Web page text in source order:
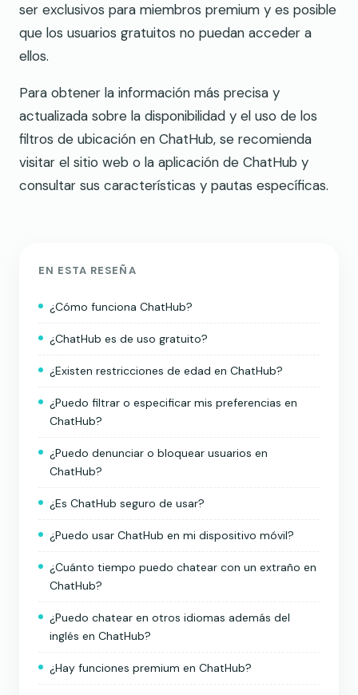
ser exclusivos para miembros premium y es posible
que los usuarios gratuitos no puedan acceder a
ellos.
Para obtener la información más precisa y
actualizada sobre la disponibilidad y el uso de los
filtros de ubicación en ChatHub, se recomienda
visitar el sitio web o la aplicación de ChatHub y
consultar sus características y pautas específicas.
EN ESTA RESEÑA
¿Cómo funciona ChatHub?
¿ChatHub es de uso gratuito?
¿Existen restricciones de edad en ChatHub?
¿Puedo filtrar o especificar mis preferencias en
ChatHub?
¿Puedo denunciar o bloquear usuarios en
ChatHub?
¿Es ChatHub seguro de usar?
¿Puedo usar ChatHub en mi dispositivo móvil?
¿Cuánto tiempo puedo chatear con un extraño en
ChatHub?
¿Puedo chatear en otros idiomas además del
inglés en ChatHub?
¿Hay funciones premium en ChatHub?